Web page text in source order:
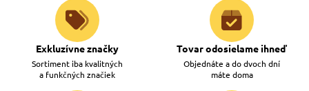
Exkluzívne značky
Sortiment iba kvalitných
a funkčných značiek
Tovar odosielame ihneď
Objednáte a do dvoch dní
máte doma